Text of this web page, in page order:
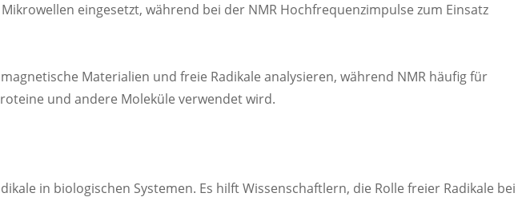
Mikrowellen eingesetzt, während bei der NMR Hochfrequenzimpulse zum Einsatz
Materialien und freie Radikale analysieren, während NMR häufig für
​​und andere Moleküle verwendet wird.
in biologischen Systemen. Es hilft Wissenschaftlern, die Rolle freier Radikale bei